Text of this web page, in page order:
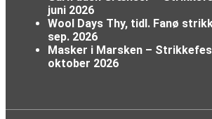
juni 2026
Wool Days Thy, tidl. Fanø
sep. 2026
Masker i Marsken –
oktober 2026